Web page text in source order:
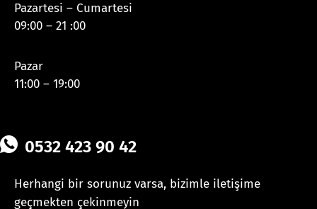
Pazartesi – Cumartesi
09:00 – 21 :00
Pazar
11:00 – 19:00
0532 423 90 42
Herhangi bir sorunuz varsa, bizimle iletişime
geçmekten çekinmeyin